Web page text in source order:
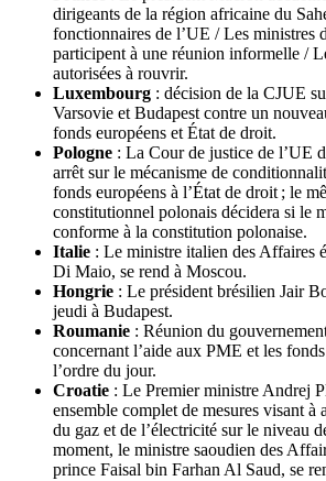
dirigeants de la région africaine du
fonctionnaires de l’UE / Les ministres
participent à une réunion informelle /
autorisées à rouvrir.
Luxembourg : décision de la CJUE
Varsovie et Budapest contre un
fonds européens et État de droit.
Pologne : La Cour de justice de l’UE
arrêt sur le mécanisme de
fonds européens à l’État de droit ; le
constitutionnel polonais décidera si le
conforme à la constitution polonaise.
Italie : Le ministre italien des Affaires
Di Maio, se rend à Moscou.
Hongrie : Le président brésilien Jair
jeudi à Budapest.
Roumanie : Réunion du
concernant l’aide aux PME et les
l’ordre du jour.
Croatie : Le Premier ministre Andrej
ensemble complet de mesures visant
du gaz et de l’électricité sur le niveau
moment, le ministre saoudien des
prince Faisal bin Farhan Al Saud, se